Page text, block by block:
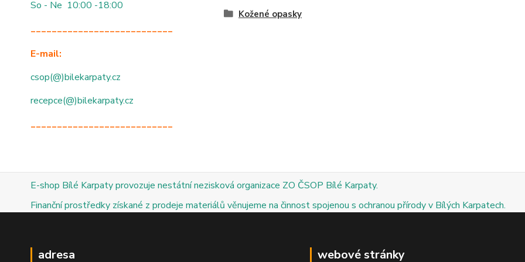
So - Ne 10:00 -18:00
___________________________
E-mail:
csop(@)bilekarpaty.cz
recepce(@)bilekarpaty.cz
___________________________
Kožené opasky
E-shop Bílé Karpaty provozuje nestátní nezisková organizace ZO ČSOP Bílé Karpaty.
Finanční prostředky získané z prodeje materiálů věnujeme na činnost spojenou s ochranou přírody v Bílých Karpatech.
adresa webové stránky